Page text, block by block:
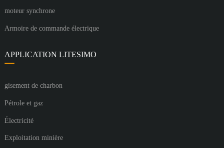
moteur synchrone
Armoire de commande électrique
APPLICATION LITESIMO
gisement de charbon
Pétrole et gaz
Électricité
Exploitation minière